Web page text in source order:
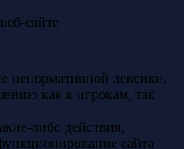
сайте
ненормативной лексики,
как к игрокам, так
либо действия,
сайта